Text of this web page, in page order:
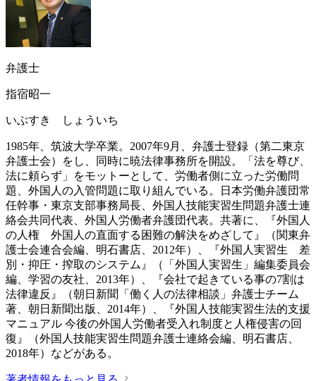
弁護士
指宿昭一
いぶすき しょういち
1985年、筑波大学卒業。2007年9月、弁護士登録（第二東京
弁護士会）をし、同時に暁法律事務所を開設。「法を尊び、
法に頼らず」をモットーとして、労働者側に立った労働問
題、外国人の入管問題に取り組んでいる。日本労働弁護団常
任幹事・東京支部事務局長、外国人技能実習生問題弁護士連
絡会共同代表、外国人労働者弁護団代表。共著に、『外国人
の人権 外国人の直面する困難の解決をめざして』（関東弁
護士会連合会編、明石書店、2012年）、『外国人実習生 差
別・抑圧・搾取のシステム』（「外国人実習生」編集委員会
編、学習の友社、2013年）、『会社で起きている事の7割は
法律違反』（朝日新聞「働く人の法律相談」弁護士チーム
著、朝日新聞出版、2014年）、『外国人技能実習生法的支援
マニュアル 今後の外国人労働者受入れ制度と人権侵害の回
復』（外国人技能実習生問題弁護士連絡会編、明石書店、
2018年）などがある。